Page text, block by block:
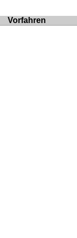
Vorfahren